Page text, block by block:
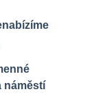
náměstí